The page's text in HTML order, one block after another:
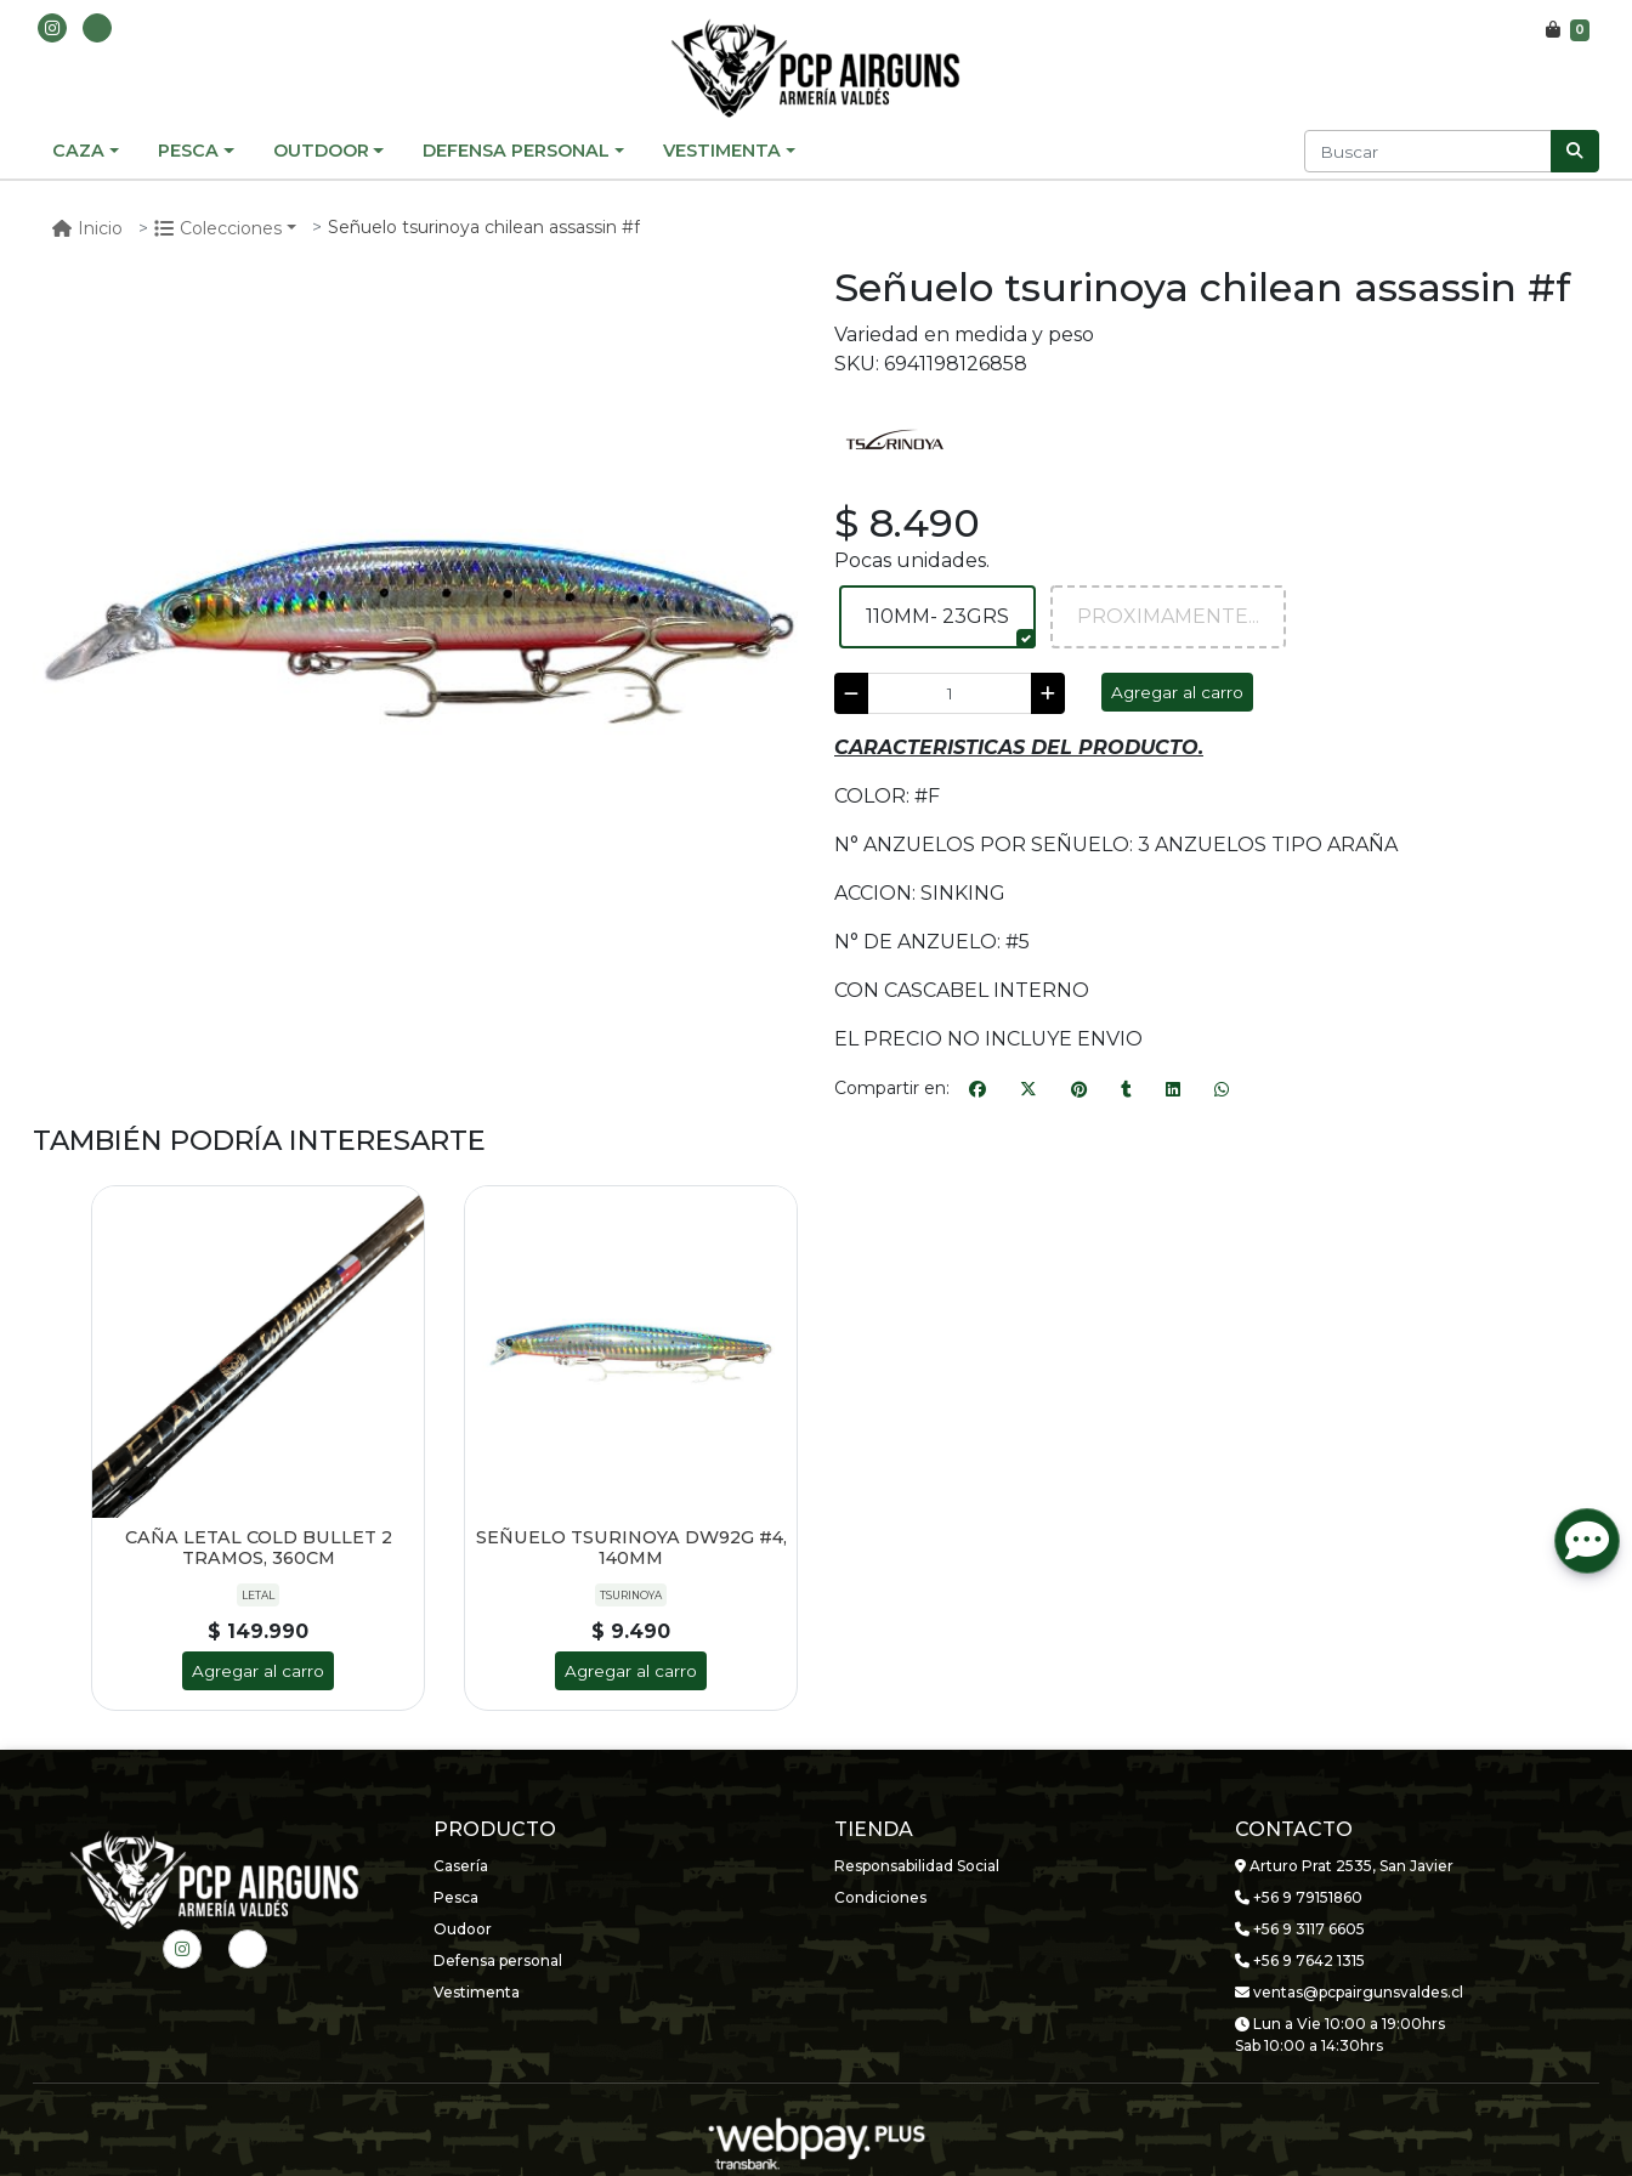
0
CAZA PESCA OUTDOOR DEFENSA PERSONAL VESTIMENTA
Inicio Colecciones Señuelo tsurinoya chilean assassin #f
Señuelo tsurinoya chilean assassin #f
Variedad en medida y peso
SKU: 6941198126858
$ 8.490
Pocas unidades.
110MM- 23GRS PROXIMAMENTE...
Agregar al carro
CARACTERISTICAS DEL PRODUCTO.
COLOR: #F
N° ANZUELOS POR SEÑUELO: 3 ANZUELOS TIPO ARAÑA
ACCION: SINKING
N° DE ANZUELO: #5
CON CASCABEL INTERNO
EL PRECIO NO INCLUYE ENVIO
Compartir en:
TAMBIÉN PODRÍA INTERESARTE
CAÑA LETAL COLD BULLET 2
TRAMOS, 360CM
LETAL
$ 149.990
Agregar al carro
SEÑUELO TSURINOYA DW92G #4,
140MM
TSURINOYA
$ 9.490
Agregar al carro
PRODUCTO
Casería
Pesca
Oudoor
Defensa personal
Vestimenta
TIENDA
Responsabilidad Social
Condiciones
CONTACTO
Arturo Prat 2535, San Javier
+56 9 79151860
+56 9 3117 6605
+56 9 7642 1315
ventas@pcpairgunsvaldes.cl
Lun a Vie 10:00 a 19:00hrs
Sab 10:00 a 14:30hrs